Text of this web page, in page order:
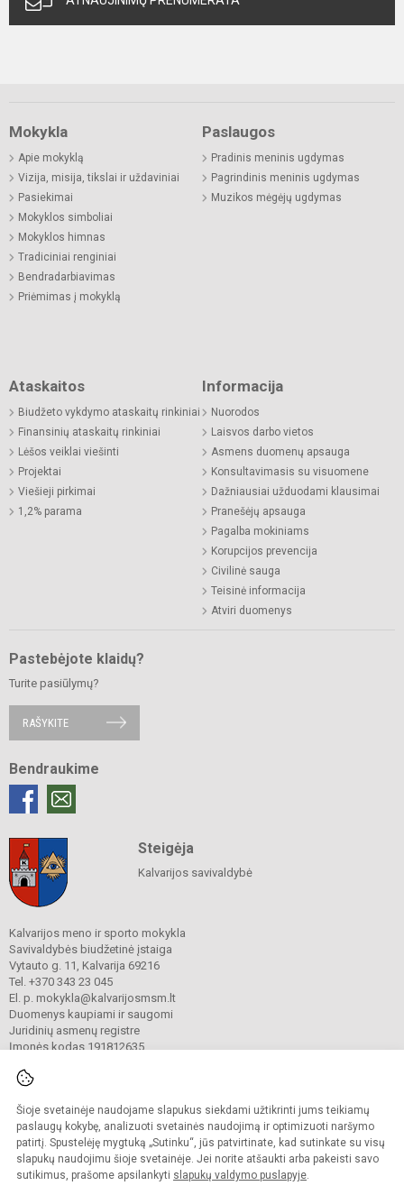
Šioje svetainėje naudojame slapukus siekdami užtikrinti jums teikiamų
paslaugų kokybę, analizuoti svetainės naudojimą ir optimizuoti naršymo
patirtį. Spustelėję mygtuką „Sutinku“, jūs patvirtinate, kad sutinkate su visų
slapukų naudojimu šioje svetainėje. Jei norite atšaukti arba pakeisti savo
sutikimus, prašome apsilankyti slapukų valdymo puslapyje.
Mokykla
Apie mokyklą
Vizija, misija, tikslai ir uždaviniai
Pasiekimai
Mokyklos simboliai
Mokyklos himnas
Tradiciniai renginiai
Bendradarbiavimas
Priėmimas į mokyklą
Paslaugos
Pradinis meninis ugdymas
Pagrindinis meninis ugdymas
Muzikos mėgėjų ugdymas
Ataskaitos
Biudžeto vykdymo ataskaitų rinkiniai
Finansinių ataskaitų rinkiniai
Lėšos veiklai viešinti
Projektai
Viešieji pirkimai
1,2% parama
Informacija
Nuorodos
Laisvos darbo vietos
Asmens duomenų apsauga
Konsultavimasis su visuomene
Dažniausiai užduodami klausimai
Pranešėjų apsauga
Pagalba mokiniams
Korupcijos prevencija
Civilinė sauga
Teisinė informacija
Atviri duomenys
Pastebėjote klaidų?
Turite pasiūlymų?
RAŠYKITE
Bendraukime
Steigėja
Kalvarijos savivaldybė
Kalvarijos meno ir sporto mokykla
Savivaldybės biudžetinė įstaiga
Vytauto g. 11, Kalvarija 69216
Tel. +370 343 23 045
El. p. mokykla@kalvarijosmsm.lt
Duomenys kaupiami ir saugomi
Juridinių asmenų registre
Įmonės kodas 191812635
© 2023. Kalvarijos meno ir sporto mokykla. Visos teisės saugomos.
Kopijuoti turinį be raštiško įstaigos administracijos sutikimo griežtai draudžiama.
Prieinamumo paraiška Slapukų valdymas
Sumanus būdas atnaujinti